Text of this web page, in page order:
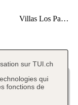
sur TUI.ch
qui
fonctions de